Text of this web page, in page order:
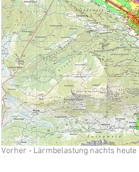
Vorher - Lärmbelastung nachts heute